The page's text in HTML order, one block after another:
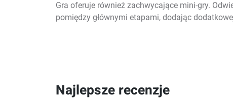
Gra oferuje również zachwycające mini-gry.
pomiędzy głównymi etapami, dodając
Najlepsze recenzje